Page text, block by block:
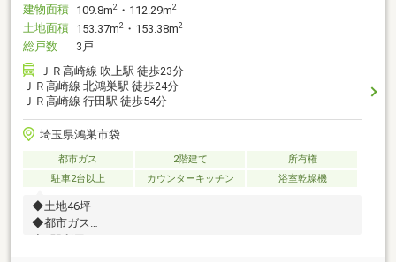
建物面積 109.8m2 ・112.29m2
土地面積 153.37m2 ・153.38m2
総戸数
3戸
ＪＲ高崎線 吹上駅 徒歩23分
ＪＲ高崎線 北鴻巣駅 徒歩24分
ＪＲ高崎線 行田駅 徒歩54分
埼玉県鴻巣市袋
都市ガス 2階建て
所有権
駐車2台以上
カウンターキッチン 浴室乾燥機
◆土地46坪
◆都市ガス